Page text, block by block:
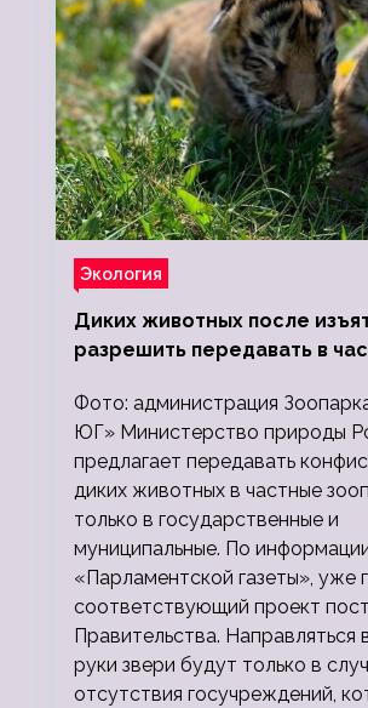
Экология
Диких животных после
разрешить передавать в
Фото: администрация
ЮГ» Министерство природы
предлагает передавать
диких животных в частные
только в государственные и
муниципальные. По
«Парламентской газеты», уже
соответствующий проект
Правительства. Направляться
руки звери будут только в
отсутствия госучреждений,